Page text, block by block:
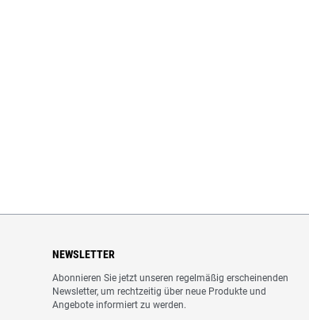
NEWSLETTER
Abonnieren Sie jetzt unseren regelmäßig erscheinenden
Newsletter, um rechtzeitig über neue Produkte und
Angebote informiert zu werden.